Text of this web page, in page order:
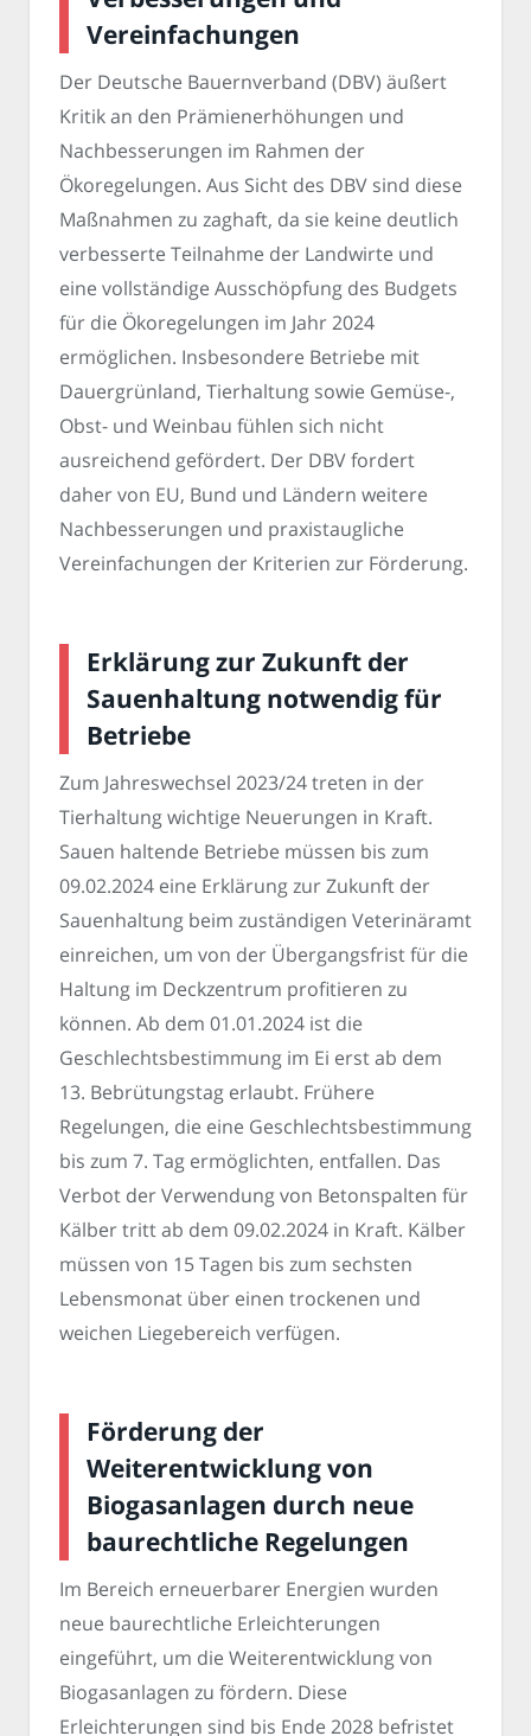
Vereinfachungen
Der Deutsche Bauernverband (DBV) äußert
Kritik an den Prämienerhöhungen und
Nachbesserungen im Rahmen der
Ökoregelungen. Aus Sicht des DBV sind diese
Maßnahmen zu zaghaft, da sie keine deutlich
verbesserte Teilnahme der Landwirte und
eine vollständige Ausschöpfung des Budgets
für die Ökoregelungen im Jahr 2024
ermöglichen. Insbesondere Betriebe mit
Dauergrünland, Tierhaltung sowie Gemüse-,
Obst- und Weinbau fühlen sich nicht
ausreichend gefördert. Der DBV fordert
daher von EU, Bund und Ländern weitere
Nachbesserungen und praxistaugliche
Vereinfachungen der Kriterien zur Förderung.
Erklärung zur Zukunft der
Sauenhaltung notwendig für
Betriebe
Zum Jahreswechsel 2023/24 treten in der
Tierhaltung wichtige Neuerungen in Kraft.
Sauen haltende Betriebe müssen bis zum
09.02.2024 eine Erklärung zur Zukunft der
Sauenhaltung beim zuständigen Veterinäramt
einreichen, um von der Übergangsfrist für die
Haltung im Deckzentrum profitieren zu
können. Ab dem 01.01.2024 ist die
Geschlechtsbestimmung im Ei erst ab dem
13. Bebrütungstag erlaubt. Frühere
Regelungen, die eine Geschlechtsbestimmung
bis zum 7. Tag ermöglichten, entfallen. Das
Verbot der Verwendung von Betonspalten für
Kälber tritt ab dem 09.02.2024 in Kraft. Kälber
müssen von 15 Tagen bis zum sechsten
Lebensmonat über einen trockenen und
weichen Liegebereich verfügen.
Förderung der
Weiterentwicklung von
Biogasanlagen durch neue
baurechtliche Regelungen
Im Bereich erneuerbarer Energien wurden
neue baurechtliche Erleichterungen
eingeführt, um die Weiterentwicklung von
Biogasanlagen zu fördern. Diese
Erleichterungen sind bis Ende 2028 befristet